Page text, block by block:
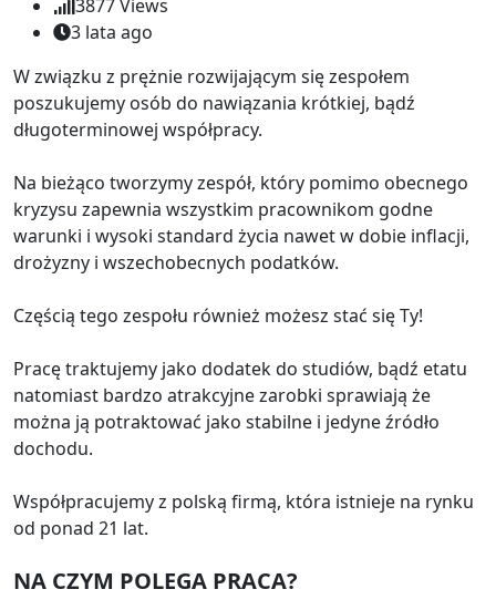
3877Views
3 lata ago
W związku z prężnie rozwijającym się zespołem
poszukujemy osób do nawiązania krótkiej, bądź
długoterminowej współpracy.
Na bieżąco tworzymy zespół, który pomimo obecnego
kryzysu zapewnia wszystkim pracownikom godne
warunki i wysoki standard życia nawet w dobie inflacji,
drożyzny i wszechobecnych podatków.
Częścią tego zespołu również możesz stać się Ty!
Pracę traktujemy jako dodatek do studiów, bądź etatu
natomiast bardzo atrakcyjne zarobki sprawiają że
można ją potraktować jako stabilne i jedyne źródło
dochodu.
Współpracujemy z polską firmą, która istnieje na rynku
od ponad 21 lat.
NA CZYM POLEGA PRACA?